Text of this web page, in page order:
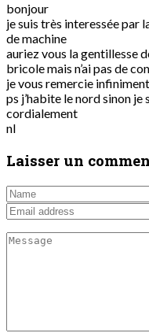
bonjour
je suis très interessée par
de machine
auriez vous la gentillesse
bricole mais n’ai pas de
je vous remercie
ps j’habite le nord sinon
cordialement
nl
Laisser un